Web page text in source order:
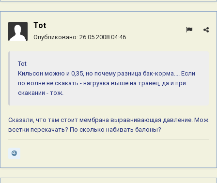
Tot
Опубликовано: 26.05.2008 04:46
Tot
Кильсон можно и 0,35, но почему разница бак-корма.... Если
по волне не скакать - нагрузка выше на транец, да и при
скакании - тож.
Сказали, что там стоит мембрана выравнивающая давление. Мож
всетки перекачать? По сколько набивать балоны?